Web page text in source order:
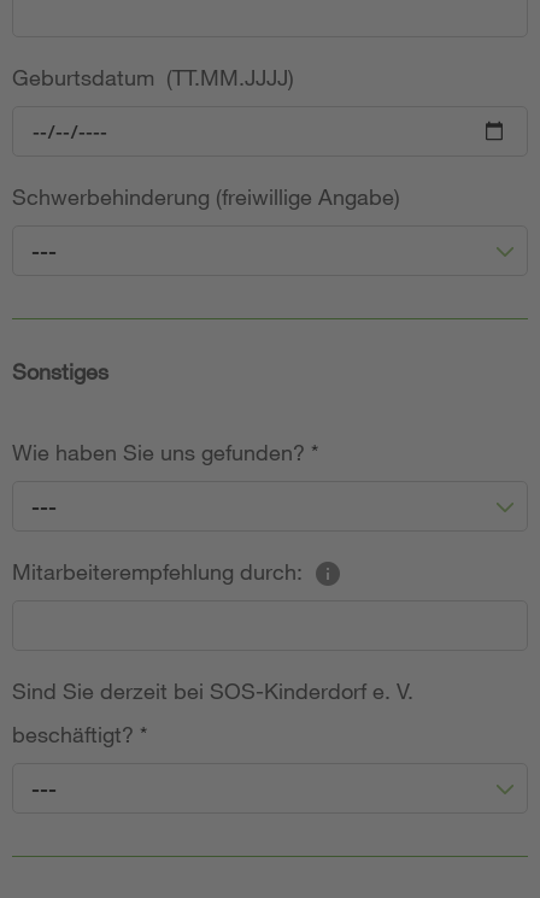
Geburtsdatum (TT.MM.JJJJ)
Schwerbehinderung (freiwillige Angabe)
---
Sonstiges
Wie haben Sie uns gefunden? *
---
Mitarbeiterempfehlung durch:
Sind Sie derzeit bei SOS-Kinderdorf e. V.
beschäftigt? *
---